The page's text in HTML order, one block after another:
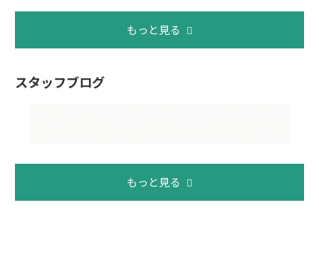
もっと見る
スタッフブログ
もっと見る